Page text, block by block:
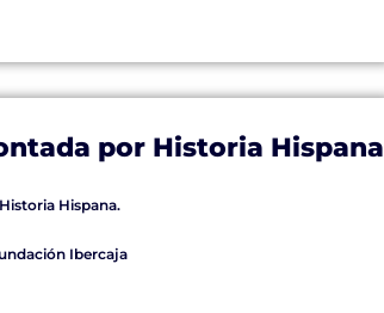
por Historia Hispana
Hispana.
Ibercaja